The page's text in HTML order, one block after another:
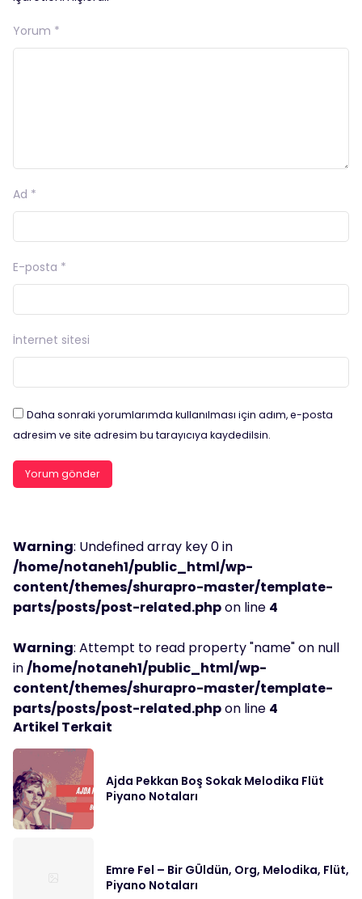
Yorum *
Ad *
E-posta *
İnternet sitesi
Daha sonraki yorumlarımda kullanılması için adım, e-posta
adresim ve site adresim bu tarayıcıya kaydedilsin.
Warning: Undefined array key 0 in
/home/notaneh1/public_html/wp-
content/themes/shurapro-master/template-
parts/posts/post-related.phpon line 4
Warning: Attempt to read property "name" on null
in /home/notaneh1/public_html/wp-
content/themes/shurapro-master/template-
parts/posts/post-related.phpon line 4
Artikel Terkait
Ajda Pekkan Boş Sokak Melodika Flüt
Piyano Notaları
Emre Fel – Bir GÜldün, Org, Melodika, Flüt,
Piyano Notaları